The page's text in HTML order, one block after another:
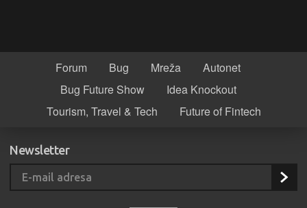
Forum Bug Mreža
Autonet
Bug Future Show
Idea Knockout
Tourism, Travel & Tech
Future of Fintech
Newsletter